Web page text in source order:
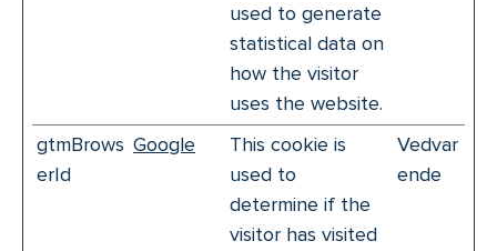
used to generate
statistical data on
how the visitor
uses the website.
gtmBrows
erId
Google
This cookie is
used to
determine if the
visitor has visited
Vedvar
ende